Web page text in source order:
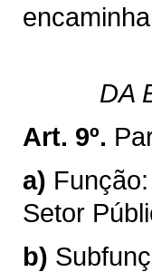
DA
Art. 9º.
a)
Setor
b)